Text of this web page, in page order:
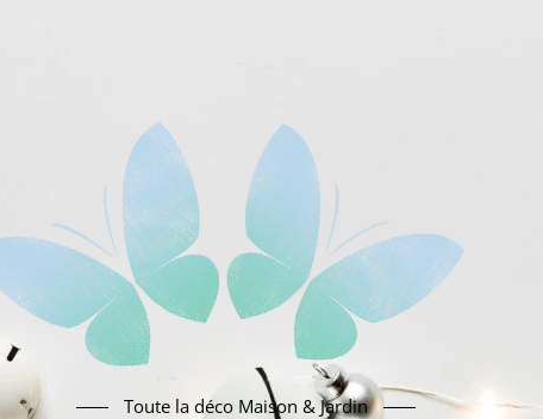
Toute la déco Maison & Jardin